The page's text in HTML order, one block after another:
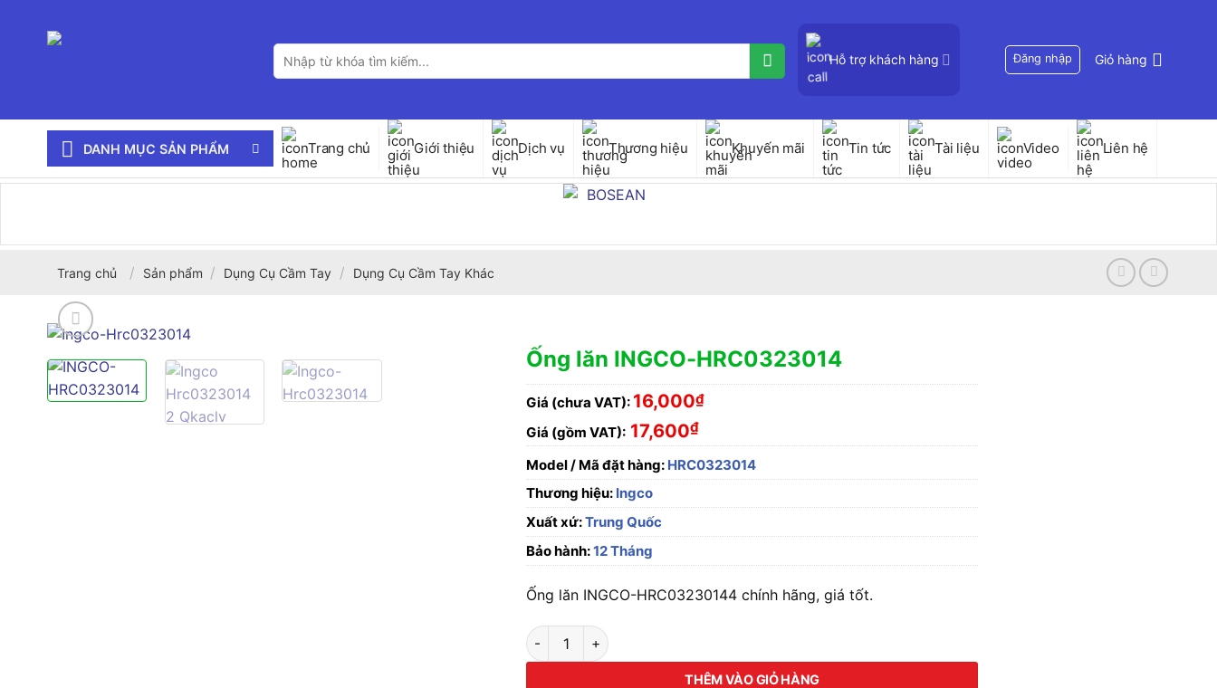
Tìm
kiếm:
Hỗ trợ khách hàng Đăng nhập Giỏ hàng
DANH MỤC SẢN PHẨM Trang chủ Giới thiệu Dịch vụ Thương hiệu Khuyến mãi Tin tức Tài liệu Video Liên hệ
Trang chủ / Sản phẩm / Dụng Cụ Cầm Tay / Dụng Cụ Cầm Tay Khác
Ống lăn INGCO-HRC0323014
Giá (chưa VAT): 16,000₫
Giá (gồm VAT): 17,600₫
Model / Mã đặt hàng: HRC0323014
Thương hiệu: Ingco
Xuất xứ:Trung Quốc
Bảo hành:12 Tháng
Ống lăn INGCO-HRC03230144 chính hãng, giá tốt.
Ống lăn INGCO-HRC0323014 số lượng
THÊM VÀO GIỎ HÀNG